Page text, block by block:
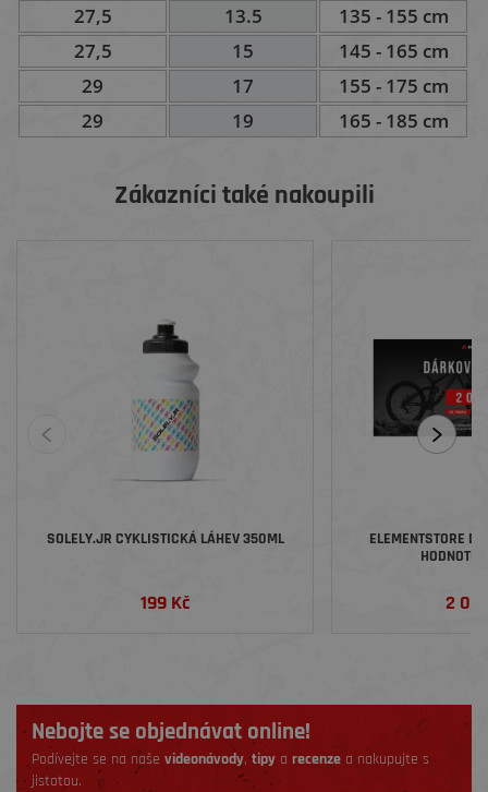
27,5
13.5
135 - 155 cm
27,5
15
145 - 165 cm
29
17
155 - 175 cm
29
19 165 - 185 cm
Zákazníci také nakoupili
SOLELY.JR CYKLISTICKÁ LÁHEV 350ML
199 Kč
ELEMENTSTORE
2
Nebojte se objednávat online!
Podívejte se na naše videonávody,tipy a recenzea nakupujte s
jistotou.